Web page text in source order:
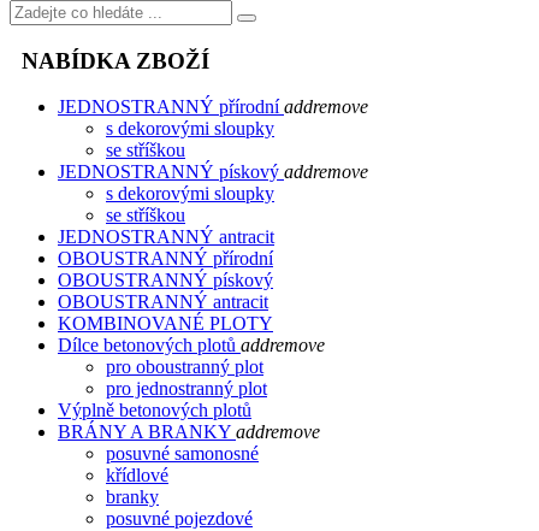
NABÍDKA ZBOŽÍ
JEDNOSTRANNÝ přírodní addremove
s dekorovými sloupky
se stříškou
JEDNOSTRANNÝ pískový addremove
s dekorovými sloupky
se stříškou
JEDNOSTRANNÝ antracit
OBOUSTRANNÝ přírodní
OBOUSTRANNÝ pískový
OBOUSTRANNÝ antracit
KOMBINOVANÉ PLOTY
Dílce betonových plotů addremove
pro oboustranný plot
pro jednostranný plot
Výplně betonových plotů
BRÁNY A BRANKY addremove
posuvné samonosné
křídlové
branky
posuvné pojezdové